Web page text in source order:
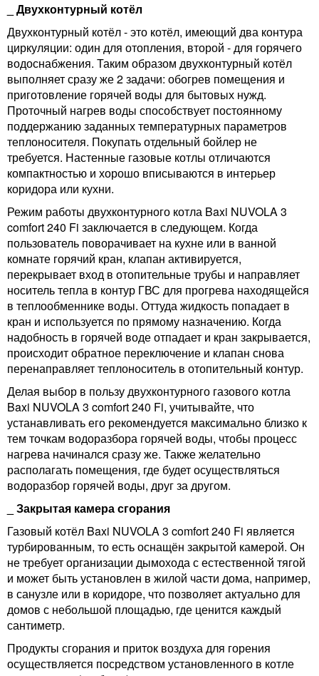
_ Двухконтурный котёл
Двухконтурный котёл - это котёл, имеющий два контура
циркуляции: один для отопления, второй - для горячего
водоснабжения. Таким образом двухконтурный котёл
выполняет сразу же 2 задачи: обогрев помещения и
приготовление горячей воды для бытовых нужд.
Проточный нагрев воды способствует постоянному
поддержанию заданных температурных параметров
теплоносителя. Покупать отдельный бойлер не
требуется. Настенные газовые котлы отличаются
компактностью и хорошо вписываются в интерьер
коридора или кухни.
Режим работы двухконтурного котла Baxi NUVOLA 3
comfort 240 Fi заключается в следующем. Когда
пользователь поворачивает на кухне или в ванной
комнате горячий кран, клапан активируется,
перекрывает вход в отопительные трубы и направляет
носитель тепла в контур ГВС для прогрева находящейся
в теплообменнике воды. Оттуда жидкость попадает в
кран и используется по прямому назначению. Когда
надобность в горячей воде отпадает и кран закрывается,
происходит обратное переключение и клапан снова
перенаправляет теплоноситель в отопительный контур.
Делая выбор в пользу двухконтурного газового котла
Baxi NUVOLA 3 comfort 240 Fi, учитывайте, что
устанавливать его рекомендуется максимально близко к
тем точкам водоразбора горячей воды, чтобы процесс
нагрева начинался сразу же. Также желательно
располагать помещения, где будет осуществляться
водоразбор горячей воды, друг за другом.
_ Закрытая камера сгорания
Газовый котёл Baxi NUVOLA 3 comfort 240 Fi является
турбированным, то есть оснащён закрытой камерой. Он
не требует организации дымохода с естественной тягой
и может быть установлен в жилой части дома, например,
в санузле или в коридоре, что позволяет актуально для
домов с небольшой площадью, где ценится каждый
сантиметр.
Продукты сгорания и приток воздуха для горения
осуществляется посредством установленного в котле